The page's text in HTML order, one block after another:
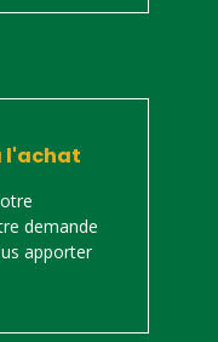
l'achat
demande
apporter